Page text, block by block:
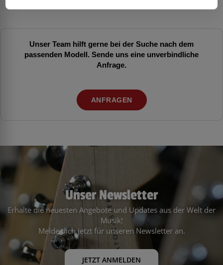
Unser Team hilft gerne bei der Suche nach dem
passenden Modell. Sende uns eine unverbindliche
Anfrage.
ANFRAGEN
Unser Newsletter
Erhalte die neuesten Angebote und Updates aus der Welt der
Musik!
Melde dich jetzt für unseren Newsletter an.
JETZT ANMELDEN